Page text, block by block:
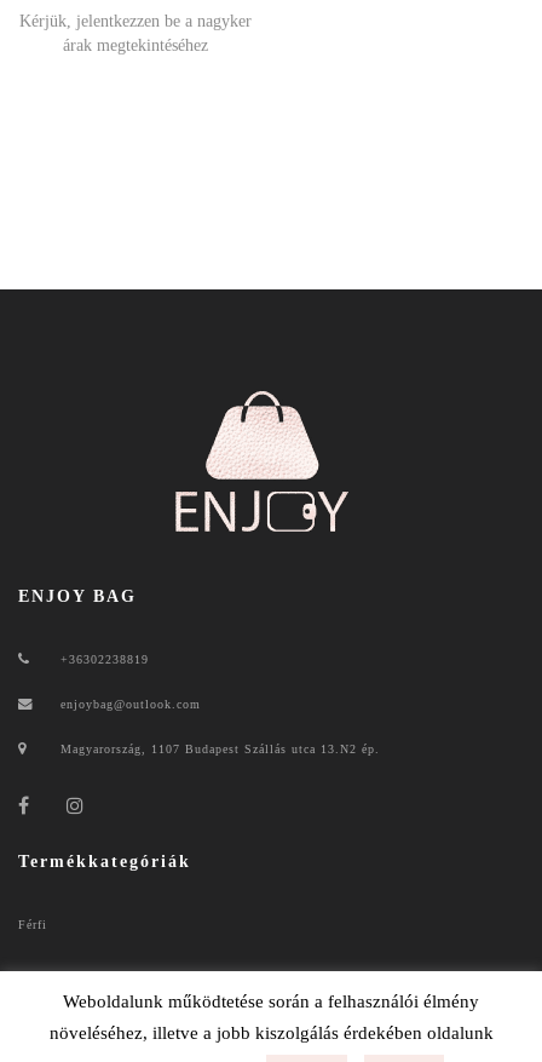
Kérjük, jelentkezzen be a nagyker
árak megtekintéséhez
ENJOY BAG
+36302238819
enjoybag@outlook.com
Magyarország, 1107 Budapest Szállás utca 13.N2 ép.
Termékkategóriák
Férfi
Weboldalunk működtetése során a felhasználói élmény
növeléséhez, illetve a jobb kiszolgálás érdekében oldalunk